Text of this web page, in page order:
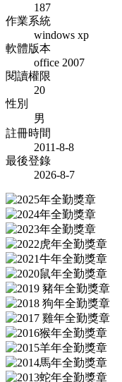
187
作業系統
windows xp
軟體版本
office 2007
閱讀權限
20
性別
男
註冊時間
2011-8-8
最後登錄
2026-8-7